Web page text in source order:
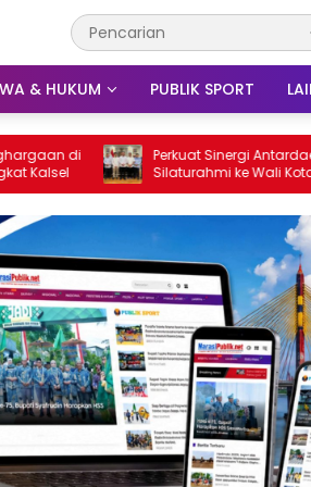
& HUKUM PUBLIK SPORT
Perkuat Sinergi Antardaerah, Wabup HSS
Silaturahmi ke Wali Kota Jakarta Utara